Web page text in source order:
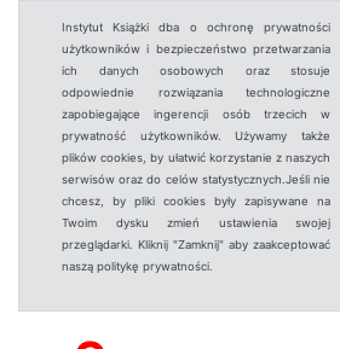
Instytut Książki dba o ochronę prywatności
użytkowników i bezpieczeństwo przetwarzania
ich danych osobowych oraz stosuje
odpowiednie rozwiązania technologiczne
zapobiegające ingerencji osób trzecich w
prywatność użytkowników. Używamy także
plików cookies, by ułatwić korzystanie z naszych
serwisów oraz do celów statystycznych.Jeśli nie
chcesz, by pliki cookies były zapisywane na
Twoim dysku zmień ustawienia swojej
przeglądarki. Kliknij "Zamknij" aby zaakceptować
naszą politykę prywatności.